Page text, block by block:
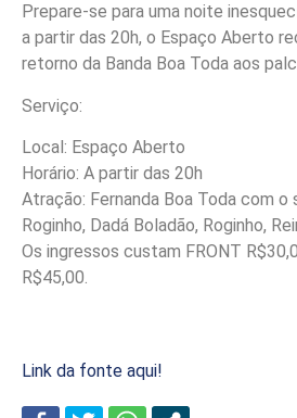
Prepare-se para uma noite
a partir das 20h, o Espaço Aberto
retorno da Banda Boa Toda aos
Serviço:
Local: Espaço Aberto
Horário: A partir das 20h
Atração: Fernanda Boa Toda com o
Roginho, Dadá Boladão, Roginho,
Os ingressos custam FRONT
R$45,00.
Link da fonte aqui!